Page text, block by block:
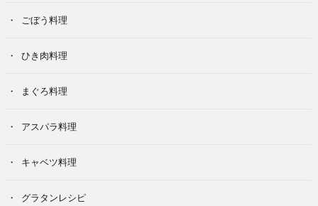
ごぼう料理
ひき肉料理
まぐろ料理
アスパラ料理
キャベツ料理
グラタンレシピ